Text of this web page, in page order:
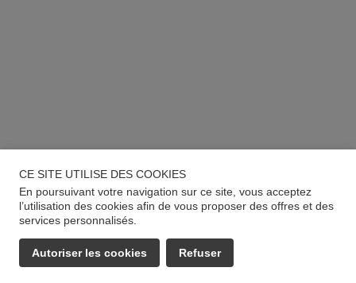
CE SITE UTILISE DES COOKIES
En poursuivant votre navigation sur ce site, vous acceptez
l’utilisation des cookies afin de vous proposer des offres et des
services personnalisés.
Autoriser les cookies Refuser